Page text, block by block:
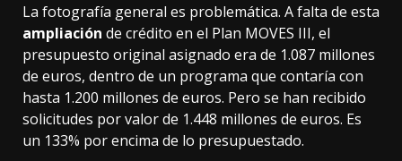
La fotografía general es problemática. A falta de esta
ampliación de crédito en el Plan MOVES III, el
presupuesto original asignado era de 1.087 millones
de euros, dentro de un programa que contaría con
hasta 1.200 millones de euros. Pero se han recibido
solicitudes por valor de 1.448 millones de euros. Es
un 133% por encima de lo presupuestado.